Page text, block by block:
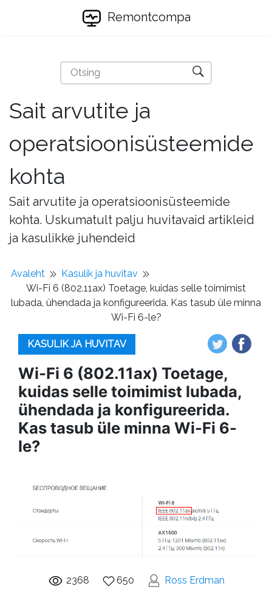
Remontcompa
Sait arvutite ja
operatsioonisüsteemide
kohta
Sait arvutite ja operatsioonisüsteemide
kohta. Uskumatult palju huvitavaid artikleid
ja kasulikke juhendeid
Avaleht
Kasulik ja huvitav
Wi-Fi 6 (802.11ax) Toetage, kuidas selle toimimist
lubada, ühendada ja konfigureerida. Kas tasub üle minna
Wi-Fi 6-le?
KASULIK JA HUVITAV
Wi-Fi 6 (802.11ax) Toetage,
kuidas selle toimimist lubada,
ühendada ja konfigureerida.
Kas tasub üle minna Wi-Fi 6-
le?
2368 650 Ross Erdman